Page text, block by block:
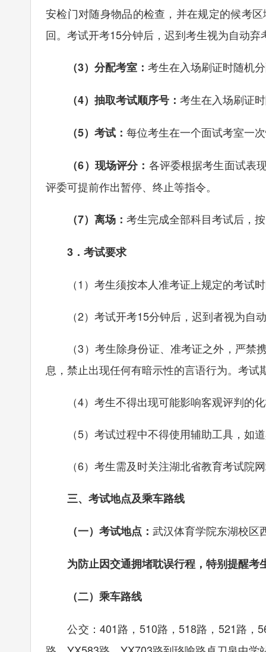
安检门对随身物品的检查，并在规定的候考
回。考试开考15分钟后，迟到考生视为自动弃
（3）分配考室： 考生在入场刷证时随机
（4）抽取考试顺序号： 考生在入场刷证
（5）考试： 每位考生在一个面试考室一
（6）现场评分： 各评委根据考生面试表
评委可提前作出暂停、终止等指令。
（7）离场： 考生完成全部科目考试后，按
3．考试要求
（1）考生须按本人准考证上规定的考试时
（2）考试开考15分钟后，迟到者视为自动
（3）考生除身份证、准考证之外，严禁携
息，禁止出现任何有暗示性的言语行为。考试
（4）考生不得出现可能影响客观评判的化
（5）考试过程中不得使用辅助工具，如道
（6）考生需及时关注湖北省教育考试院网
三、考试地点及乘车路线
（一）考试地点： 武汉体育学院东湖校区
为防止因交通拥堵耽误行程，特别提醒考
（二）乘车路线
公交：401路，510路，518路，521路，